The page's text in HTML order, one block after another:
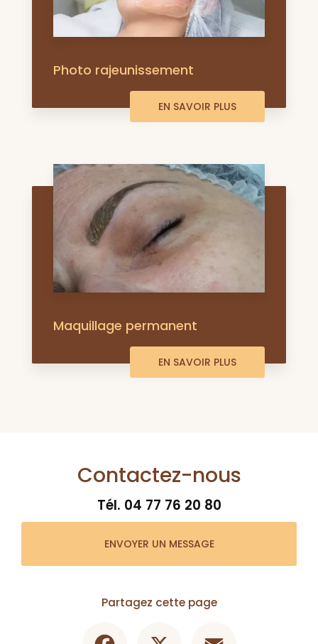
Photo rajeunissement
EN SAVOIR PLUS
Maquillage permanent
EN SAVOIR PLUS
Contactez-nous
Tél. 04 77 76 20 80
ENVOYER UN MESSAGE
Partagez cette page